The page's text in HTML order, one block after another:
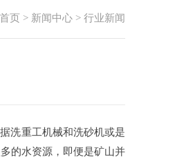
首页 > 新闻中心 > 行业新闻
洗重工机械和洗砂机或是
的水资源，即便是矿山并